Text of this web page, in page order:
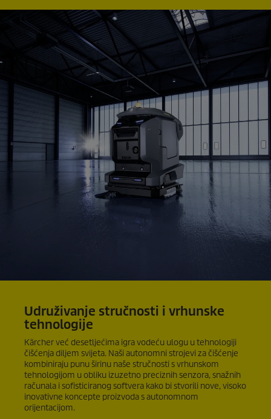
Udruživanje stručnosti i vrhunske
tehnologije
Kärcher već desetljećima igra vodeću ulogu u tehnologiji
čišćenja diljem svijeta. Naši autonomni strojevi za čišćenje
kombiniraju punu širinu naše stručnosti s vrhunskom
tehnologijom u obliku izuzetno preciznih senzora, snažnih
računala i sofisticiranog softvera kako bi stvorili nove, visoko
inovativne koncepte proizvoda s autonomnom
orijentacijom.